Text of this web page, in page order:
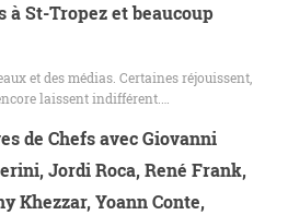
à St-Tropez et beaucoup
et des médias. Certaines réjouissent,
laissent indifférent.…
de Chefs avec Giovanni
Jordi Roca, René Frank,
Khezzar, Yoann Conte,